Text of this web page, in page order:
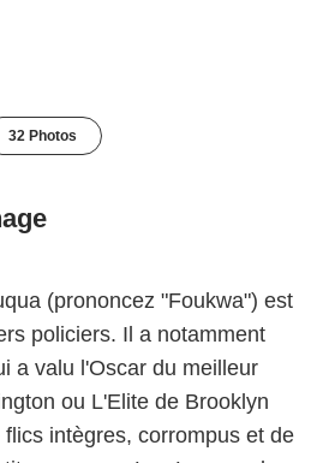
32 Photos
(prononcez "Foukwa") est
policiers. Il a notamment
a valu l'Oscar du meilleur
ou L'Elite de Brooklyn
intègres, corrompus et de